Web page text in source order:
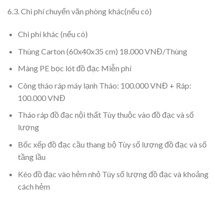
6.3. Chi phí chuyển văn phòng khác(nếu có)
Chi phí khác (nếu có)
Thùng Carton (60x40x35 cm) 18.000 VNĐ/Thùng
Màng PE bọc lót đồ đạc Miễn phí
Công tháo ráp máy lạnh Tháo: 100.000 VNĐ + Ráp:
100.000 VNĐ
Tháo ráp đồ đạc nội thất Tùy thuộc vào đồ đạc và số
lượng
Bốc xếp đồ đạc cầu thang bộ Tùy số lượng đồ đạc và số
tầng lầu
Kéo đồ đạc vào hẻm nhỏ Tùy số lượng đồ đạc và khoảng
cách hẻm